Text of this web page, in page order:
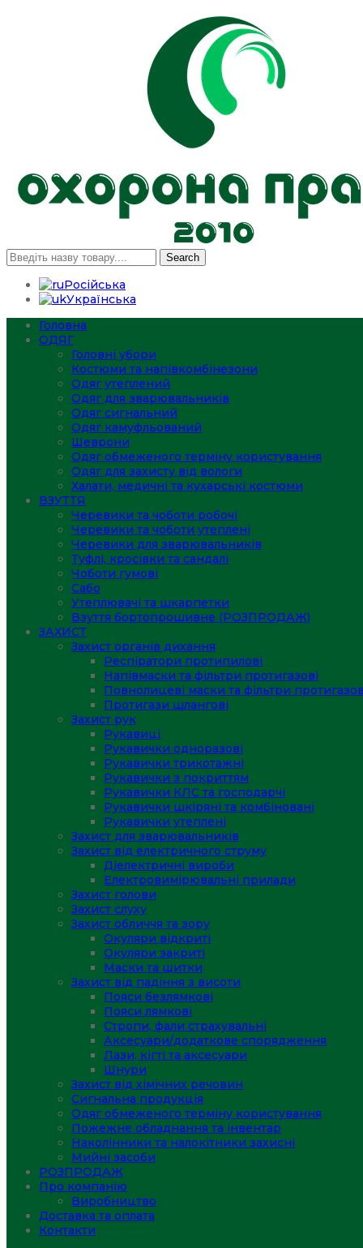
Search
Російська
Українська
Головна
ОДЯГ
Головні убори
Костюми та напівкомбінезони
Одяг утеплений
Одяг для зварювальників
Одяг сигнальний
Одяг камуфльований
Шеврони
Одяг обмеженого терміну користування
Одяг для захисту від вологи
Халати, медичні та кухарські костюми
ВЗУТТЯ
Черевики та чоботи робочі
Черевики та чоботи утеплені
Черевики для зварювальників
Туфлі, кросівки та сандалі
Чоботи гумові
Сабо
Утеплювачі та шкарпетки
Взуття бортопрошивне (РОЗПРОДАЖ)
ЗАХИСТ
Захист органів дихання
Респіратори протипилові
Напівмаски та фільтри протигазові
Повнолицеві маски та фільтри
Протигази шлангові
Захист рук
Рукавиці
Рукавички одноразові
Рукавички трикотажні
Рукавички з покриттям
Рукавички КЛС та господарчі
Рукавички шкіряні та комбіновані
Рукавички утеплені
Захист для зварювальників
Захист від електричного струму
Діелектричні вироби
Електровимірювальні прилади
Захист голови
Захист слуху
Захист обличчя та зору
Окуляри відкриті
Окуляри закриті
Маски та щитки
Захист від падіння з висоти
Пояси безлямкові
Пояси лямкові
Стропи, фали страхувальні
Аксесуари/додаткове спорядження
Лази, кігті та аксесуари
Шнури
Захист від хімічних речовин
Сигнальна продукція
Одяг обмеженого терміну користування
Пожежне обладнання та інвентар
Наколінники та налокітники захисні
Мийні засоби
РОЗПРОДАЖ
Про компанію
Виробництво
Доставка та оплата
Контакти